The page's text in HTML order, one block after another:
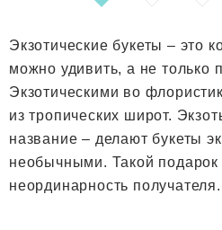
Экзотические букеты – это
можно удивить, а не только
Экзотическими во
из тропических широт.
название – делают букеты
необычными. Такой подарок
неординарность получателя.